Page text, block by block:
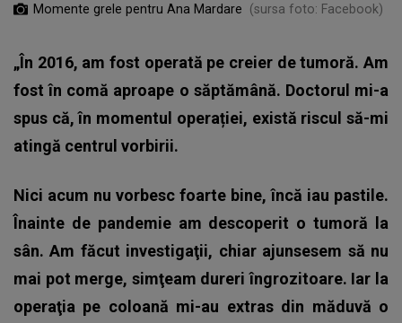
Momente grele pentru Ana Mardare (sursa foto: Facebook)
„În 2016, am fost operată pe creier de tumoră. Am
fost în comă aproape o săptămână. Doctorul mi-a
spus că, în momentul operației, există riscul să-mi
atingă centrul vorbirii.
Nici acum nu vorbesc foarte bine, încă iau pastile.
Înainte de pandemie am descoperit o tumoră la
sân. Am făcut investigaţii, chiar ajunsesem să nu
mai pot merge, simţeam dureri îngrozitoare. Iar la
operaţia pe coloană mi-au extras din măduvă o